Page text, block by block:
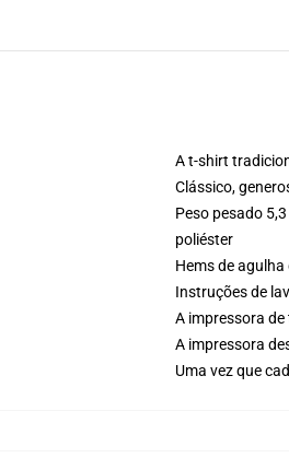
A t-shirt
Clássico,
Peso pesado
poliéster
Hems de
Instruções de
A impressora
A impressora
Uma vez que